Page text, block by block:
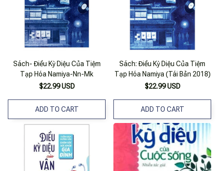
Sách- Điều Kỳ Diệu Của Tiệm
Tạp Hóa Namiya-Nn-Mk
$22.99 USD
ADD TO CART
Sách: Điều Kỳ Diệu Của Tiệm
Tạp Hóa Namiya (Tái Bản 2018)
$22.99 USD
ADD TO CART